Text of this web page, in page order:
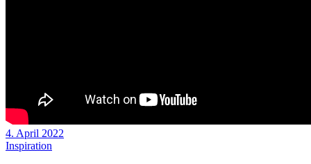
4. April 2022
Inspiration